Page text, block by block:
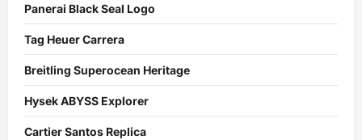
Panerai Black Seal Logo
Tag Heuer Carrera
Breitling Superocean Heritage
Hysek ABYSS Explorer
Cartier Santos Replica